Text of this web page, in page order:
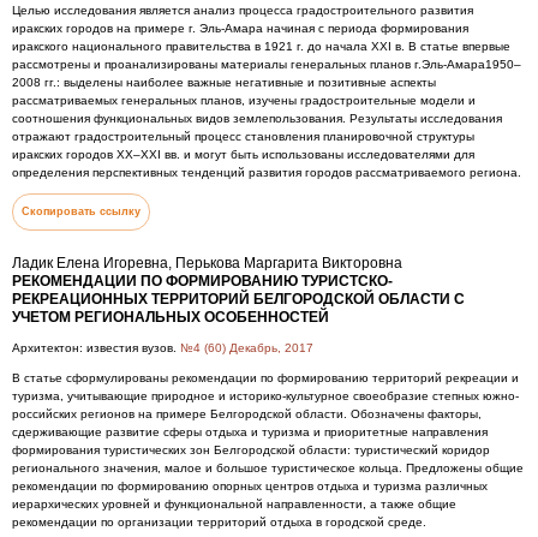
Целью исследования является анализ процесса градостроительного развития
иракских городов на примере г. Эль-Амара начиная с периода формирования
иракского национального правительства в 1921 г. до начала XXI в. В статье впервые
рассмотрены и проанализированы материалы генеральных планов г.Эль-Амара1950–
2008 гг.: выделены наиболее важные негативные и позитивные аспекты
рассматриваемых генеральных планов, изучены градостроительные модели и
соотношения функциональных видов землепользования. Результаты исследования
отражают градостроительный процесс становления планировочной структуры
иракских городов XX–XXI вв. и могут быть использованы исследователями для
определения перспективных тенденций развития городов рассматриваемого региона.
Скопировать ссылку
Ладик Елена Игоревна, Перькова Маргарита Викторовна
РЕКОМЕНДАЦИИ ПО ФОРМИРОВАНИЮ ТУРИСТСКО-
РЕКРЕАЦИОННЫХ ТЕРРИТОРИЙ БЕЛГОРОДСКОЙ ОБЛАСТИ С
УЧЕТОМ РЕГИОНАЛЬНЫХ ОСОБЕННОСТЕЙ
Архитектон: известия вузов. №4 (60) Декабрь, 2017
В статье сформулированы рекомендации по формированию территорий рекреации и
туризма, учитывающие природное и историко-культурное своеобразие степных южно-
российских регионов на примере Белгородской области. Обозначены факторы,
сдерживающие развитие сферы отдыха и туризма и приоритетные направления
формирования туристических зон Белгородской области: туристический коридор
регионального значения, малое и большое туристическое кольца. Предложены общие
рекомендации по формированию опорных центров отдыха и туризма различных
иерархических уровней и функциональной направленности, а также общие
рекомендации по организации территорий отдыха в городской среде.